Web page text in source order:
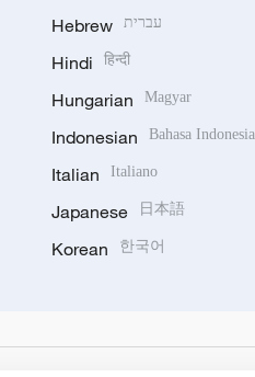
Hebrew עברית
Hindi हिन्दी
Hungarian Magyar
Indonesian Bahasa Indonesia
Italian Italiano
Japanese 日本語
Korean 한국어